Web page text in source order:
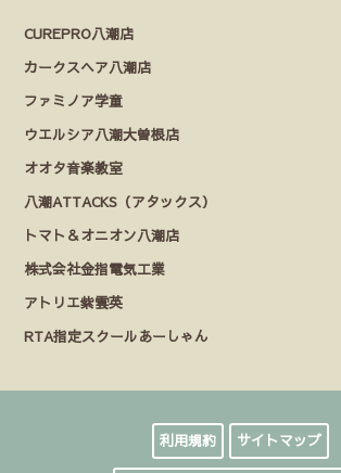
CUREPRO八潮店
カークスヘア八潮店
ファミノア学童
ウエルシア八潮大曽根店
オオタ音楽教室
八潮ATTACKS（アタックス）
トマト＆オニオン八潮店
株式会社金指電気工業
アトリエ紫雲英
RTA指定スクールあーしゃん
利用規約 サイトマップ